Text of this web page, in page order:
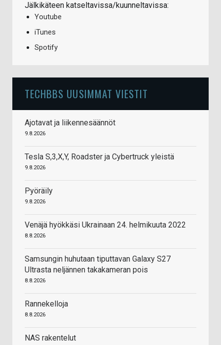
Jälkikäteen katseltavissa/kuunneltavissa:
Youtube
iTunes
Spotify
TECHBBS UUSIMMAT VIESTIT
Ajotavat ja liikennesäännöt
9.8.2026
Tesla S,3,X,Y, Roadster ja Cybertruck yleistä
9.8.2026
Pyöräily
9.8.2026
Venäjä hyökkäsi Ukrainaan 24. helmikuuta 2022
8.8.2026
Samsungin huhutaan tiputtavan Galaxy S27
Ultrasta neljännen takakameran pois
8.8.2026
Rannekelloja
8.8.2026
NAS rakentelut